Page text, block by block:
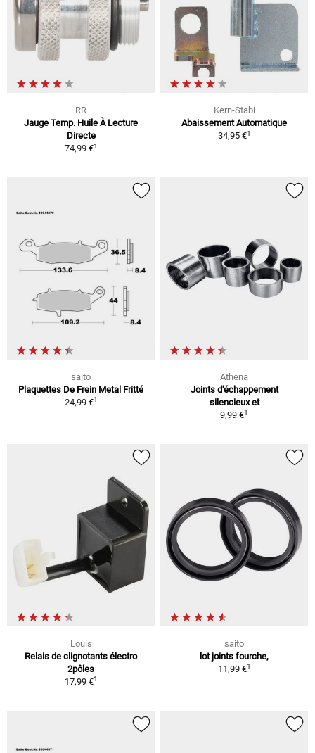
RR
Jauge Temp. Huile À Lecture
Directe
74,99 €1
Kern-Stabi
Abaissement Automatique
34,95 €1
saito
Plaquettes De Frein Metal Fritté
24,99 €1
Athena
Joints d'échappement
silencieux et
9,99 €1
Louis
Relais de clignotants électro
2pôles
17,99 €1
saito
lot joints fourche,
11,99 €1